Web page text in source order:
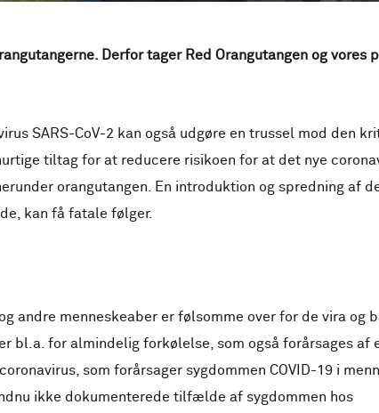
Derfor tager Red Orangutangen og vores
SARS-CoV-2 kan også udgøre en trussel mod den
tiltag for at reducere risikoen for at det nye
orangutangen. En introduktion og spredning af
kan få fatale følger.
andre menneskeaber er følsomme over for de vira og
bl.a. for almindelig forkølelse, som også forårsages af
som forårsager sygdommen COVID-19 i
ikke dokumenterede tilfælde af sygdommen hos